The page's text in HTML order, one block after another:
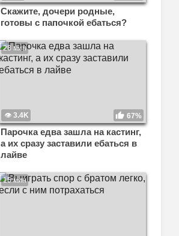
Скажите, дочери родные,
готовы с папочкой ебаться?
28 мин
3.4K 67%
Парочка едва зашла на кастинг,
а их сразу заставили ебаться в
лайве
15 мин